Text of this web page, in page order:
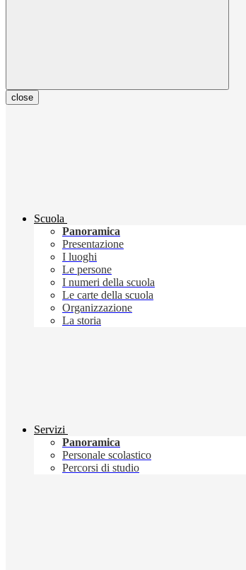
close
Scuola
Panoramica
Presentazione
I luoghi
Le persone
I numeri della scuola
Le carte della scuola
Organizzazione
La storia
Servizi
Panoramica
Personale scolastico
Percorsi di studio